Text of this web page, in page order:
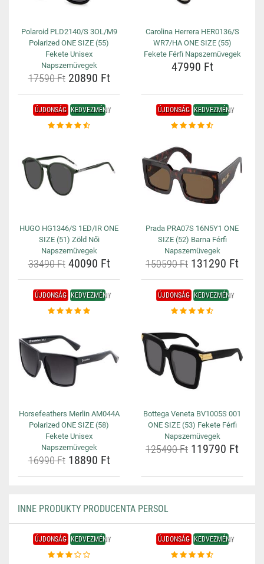
Polaroid PLD2140/S 3OL/M9
Polarized ONE SIZE (55)
Fekete Unisex
Napszemüvegek
17590 Ft20890 Ft
Carolina Herrera HER0136/S
WR7/HA ONE SIZE (55)
Fekete Férfi Napszemüvegek
47990 Ft
ÚJDONSÁG KEDVEZMÉNY
HUGO HG1346/S 1ED/IR ONE
SIZE (51) Zöld Női
Napszemüvegek
33490 Ft40090 Ft
ÚJDONSÁG KEDVEZMÉNY
Prada PRA07S 16N5Y1 ONE
SIZE (52) Barna Férfi
Napszemüvegek
150590 Ft 131290 Ft
ÚJDONSÁG KEDVEZMÉNY
Horsefeathers Merlin AM044A
Polarized ONE SIZE (58)
Fekete Unisex
Napszemüvegek
16990 Ft18890 Ft
ÚJDONSÁG KEDVEZMÉNY
Bottega Veneta BV1005S 001
ONE SIZE (53) Fekete Férfi
Napszemüvegek
125490 Ft 119790 Ft
INNE PRODUKTY PRODUCENTA PERSOL
ÚJDONSÁG KEDVEZMÉNY ÚJDONSÁG KEDVEZMÉNY